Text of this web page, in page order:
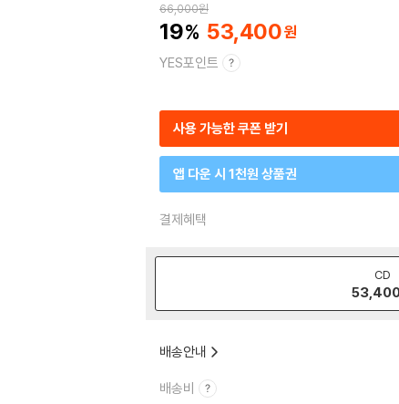
66,000원
19 53,400
YES포인트
사용 가능한 쿠폰 받기
앱 다운 시 1천원 상품권
결제혜택
CD
배송안내
배송비